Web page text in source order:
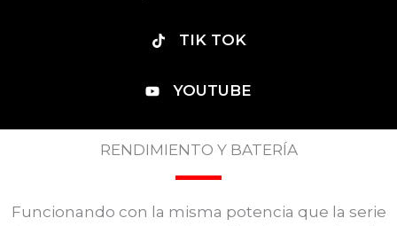
TIK TOK
YOUTUBE
RENDIMIENTO Y BATERÍA
Funcionando con la misma potencia que la serie